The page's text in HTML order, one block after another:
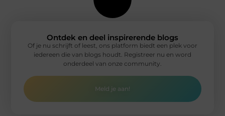
Ontdek en deel inspirerende blogs
Of je nu schrijft of leest, ons platform biedt een plek voor
iedereen die van blogs houdt. Registreer nu en word
onderdeel van onze community.
Meld je aan!